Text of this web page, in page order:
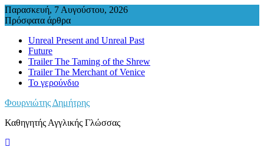
Περάστε
στο
Παρασκευή, 7 Αυγούστου, 2026
Πρόσφατα άρθρα
Unreal Present and Unreal Past
Future
Trailer The Taming of the Shrew
Trailer The Merchant of Venice
Το γερούνδιο
Φουρνιώτης Δημήτρης
Καθηγητής Αγγλικής Γλώσσας